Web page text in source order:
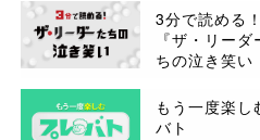
3分で読める！
『ザ・リーダ
ちの泣き笑い
もう一度楽し
バト